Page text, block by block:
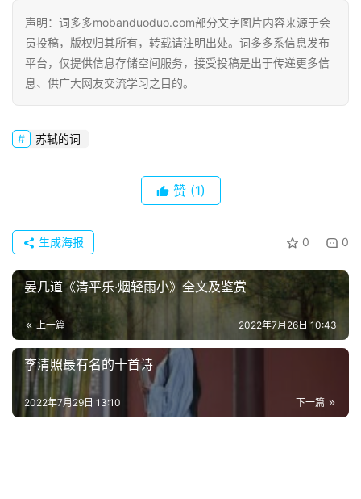
首
页
好
词
好
句
歌
词
古
诗
词
常
用
登录
声明：词多多mobanduoduo.com部分文字图片内容来源于会
员投稿，版权归其所有，转载请注明出处。词多多系信息发布
平台，仅提供信息存储空间服务，接受投稿是出于传递更多信
息、供广大网友交流学习之目的。
苏轼的词
赞 (1)
0 0
生成海报
晏几道《清平乐·烟轻雨小》全文及鉴赏
上一篇 2022年7月26日 10:43
李清照最有名的十首诗
下一篇
2022年7月29日 13:10